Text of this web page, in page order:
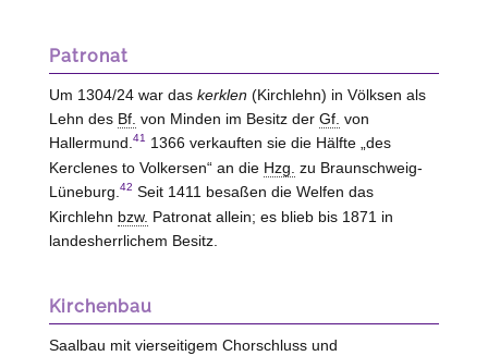
Patronat
Um 1304/24 war das kerklen (Kirchlehn) in Völksen als
Lehn des Bf. von Minden im Besitz der Gf. von
Hallermund.41 1366 verkauften sie die Hälfte „des
Kerclenes to Volkersen“ an die Hzg. zu Braunschweig-
Lüneburg.42 Seit 1411 besaßen die Welfen das
Kirchlehn bzw. Patronat allein; es blieb bis 1871 in
landesherrlichem Besitz.
Kirchenbau
Saalbau mit vierseitigem Chorschluss und